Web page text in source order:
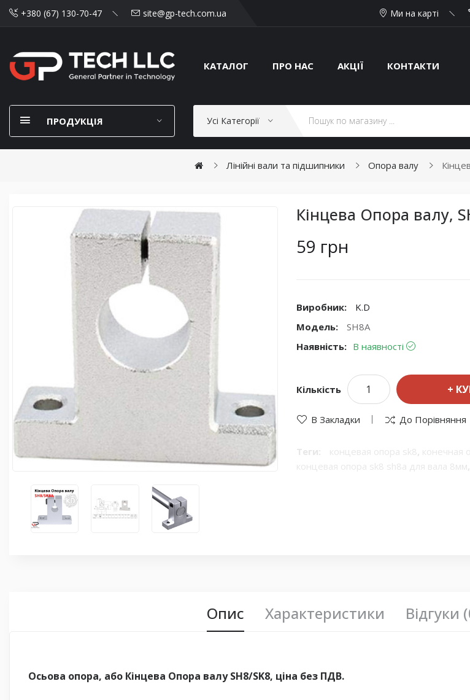
+380 (67) 130-70-47 site@gp-tech.com.ua Ми на карті
КАТАЛОГ ПРО НАС АКЦІЇ КОНТАКТИ
ПРОДУКЦІЯ Усі Категорії
Лінійні вали та підшипники Опора валу
Кінцева Опора валу,
59 грн
Виробник:
K.D
Модель:
SH8A
Наявність: В наявності
Кількість
В Закладки До Порівняння
Теги: концевая опора sk8, конечная
концевая опора sk8 sh8a для вала 8мм,
Опис Характеристики Відгуки
Осьова опора, або Кінцева Опора валу SH8/SK8, ціна без ПДВ.